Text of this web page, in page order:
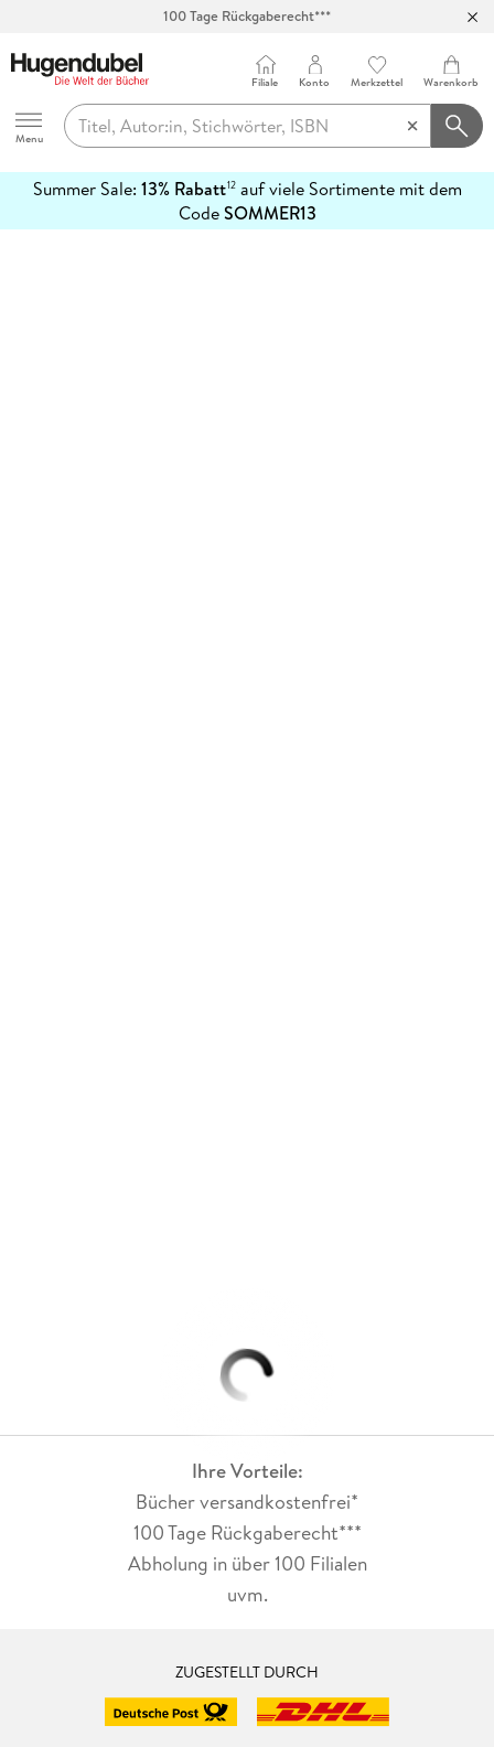
100 Tage Rückgaberecht***
Hugendubel
Menu
Filiale Konto Merkzettel Warenkorb
Summer Sale: 13% Rabatt12auf viele Sortimente mit dem
CodeSOMMER13
erfahren
Ihre Vorteile:
Bücher versandkostenfrei*
100 Tage Rückgaberecht***
Abholung in über 100 Filialen
uvm.
ZUGESTELLT DURCH